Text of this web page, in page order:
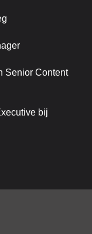
Senior Content
bij